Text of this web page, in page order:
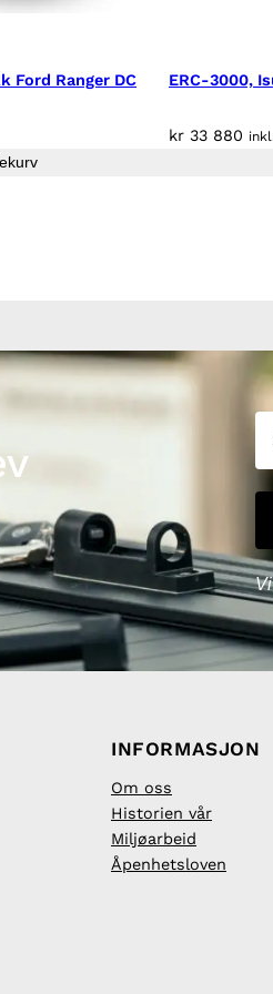
Ford Ranger DC
ERC-3000,
kr 33 880
INFORMASJON
Om oss
Historien vår
Miljøarbeid
Åpenhetsloven